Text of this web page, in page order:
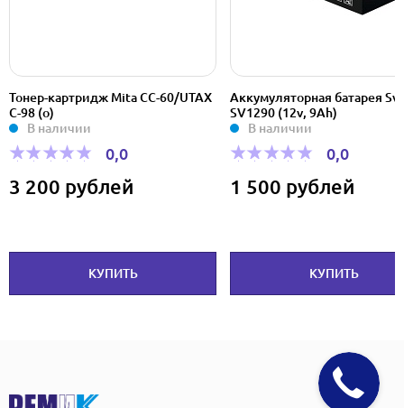
Тонер-картридж Mita CC-60/UTAX
C-98 (o)
В наличии
0,0
3 200 рублей
КУПИТЬ
Аккумуляторная батарея
SV1290 (12v, 9Ah)
В наличии
0,0
1 500 рублей
КУПИТЬ